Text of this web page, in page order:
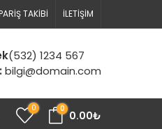
TAKIBI İLETIŞIM
(532) 1234 567
bilgi@domain.com
0 0
0.00₺